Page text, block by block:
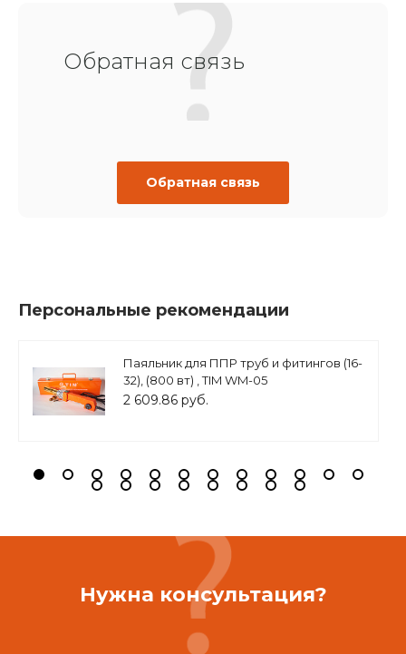
Обратная связь
Обратная связь
Персональные рекомендации
Паяльник для ППР труб и фитингов (16-
32), (800 вт) , TIM WM-05
2 609.86 руб.
Нужна консультация?